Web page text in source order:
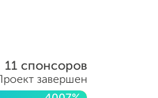
11 спонсоров
Проект завершен